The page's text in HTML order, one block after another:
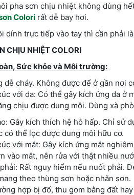
pha sơn chịu nhiệt không dùng
Colori rất dễ bay hơi.
dính trực tiếp vào tay thì cần phải
CHỊU NHIỆT COLORI
Sức khỏe và Môi trường:
dễ cháy. Không được để ở gần nơi
với da: Có thể gây kích ứng da ở
chịu được dung môi. Dùng xà
Gây kích thích hệ hô hấp. Chỉ sử
có thể lọc được dung môi hữu cơ.
với mắt: Gây kích ứng mắt
vào mắt, nên rửa với thật nhiều
Rất nguy hiểm nếu nuốt phải.
theo thùng sơn hoặc nhãn sơn.
hợp bị đổ, thu gom bằng đất